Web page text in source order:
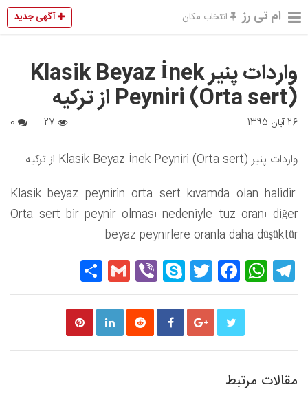
ام تی رز انتخاب مکان آگهی جدید
واردات پنیر Klasik Beyaz İnek
Peyniri (Orta sert) از ترکیه
26 آبان 1395
واردات پنیر Klasik Beyaz İnek Peyniri (Orta sert) از ترکیه
Klasik beyaz peynirin orta sert kıvamda olan halidir.
Orta sert bir peynir olması nedeniyle tuz oranı diğer
beyaz peynirlere oranla daha düşüktür
Telegram
WhatsApp
Facebook
Twitter
Skype
Viber
Gmail
مقالات مرتبط